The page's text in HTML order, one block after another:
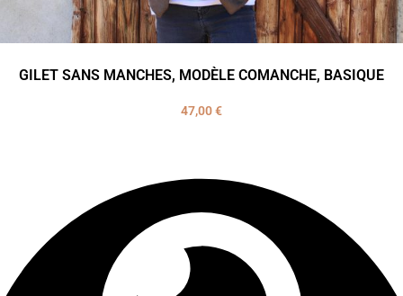
GILET SANS MANCHES, MODÈLE COMANCHE, BASIQUE
47,00€